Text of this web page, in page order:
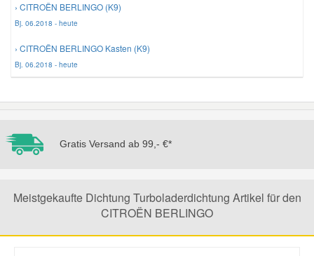
› CITROËN BERLINGO (K9)
Bj. 06.2018 - heute
› CITROËN BERLINGO Kasten (K9)
Bj. 06.2018 - heute
Gratis Versand ab 99,- €*
Meistgekaufte Dichtung Turboladerdichtung Artikel für den
CITROËN BERLINGO
Lancia Ersatzteile
Mazda Ersatzteile
Nissan Ersatzteile